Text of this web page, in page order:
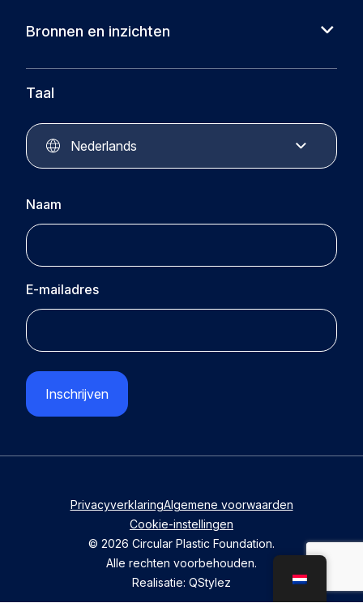
Circular Plastics Foundation
Circular Plastics Products
Circular Plastics Academy
Contact
Bronnen en inzichten
Nieuws
Kennisbank
Taal
Nederlands
Naam
E-mailadres
CAPTCHA
© 2026 Circular Plastic Foundation.
Alle rechten voorbehouden.
PrivacyverklaringAlgemene voorwaarden
Cookie-instellingen
Realisatie: QStylez